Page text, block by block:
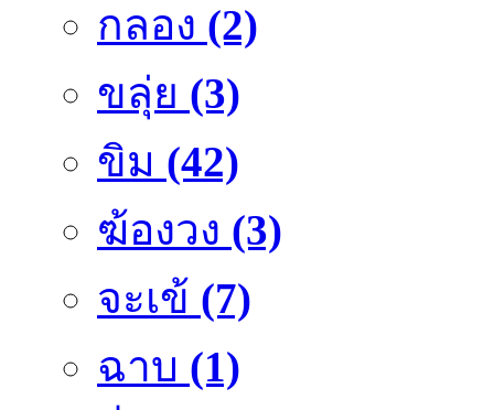
กลอง (2)
ขลุ่ย (3)
ขิม (42)
ฆ้องวง (3)
จะเข้ (7)
ฉาบ (1)